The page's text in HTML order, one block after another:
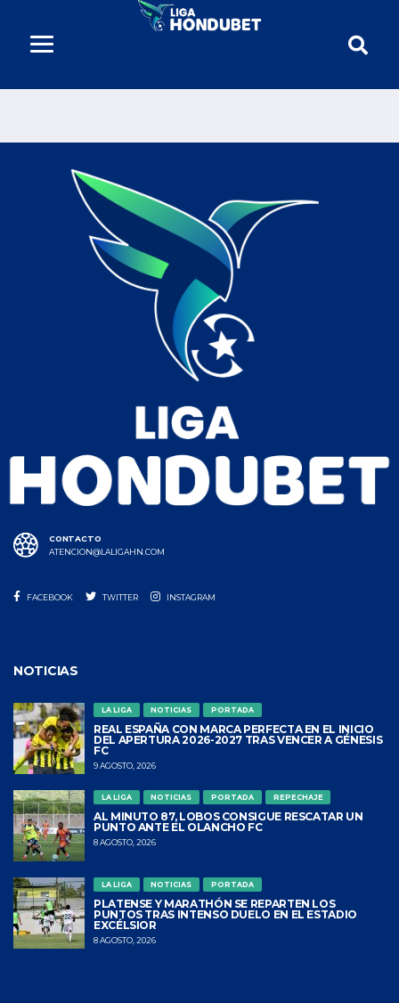
CONTACTO
ATENCION@LALIGAHN.COM
FACEBOOK TWITTER INSTAGRAM
NOTICIAS
LA LIGA NOTICIAS PORTADA
REAL ESPAÑA CON MARCA PERFECTA EN EL INICIO
DEL APERTURA 2026-2027 TRAS VENCER A GÉNESIS
FC
9 AGOSTO, 2026
LA LIGA NOTICIAS PORTADA REPECHAJE
AL MINUTO 87, LOBOS CONSIGUE RESCATAR UN
PUNTO ANTE EL OLANCHO FC
8 AGOSTO, 2026
LA LIGA NOTICIAS PORTADA
PLATENSE Y MARATHÓN SE REPARTEN LOS
PUNTOS TRAS INTENSO DUELO EN EL ESTADIO
EXCÉLSIOR
8 AGOSTO, 2026